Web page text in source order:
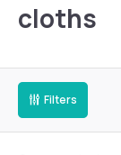
cloths
Filters